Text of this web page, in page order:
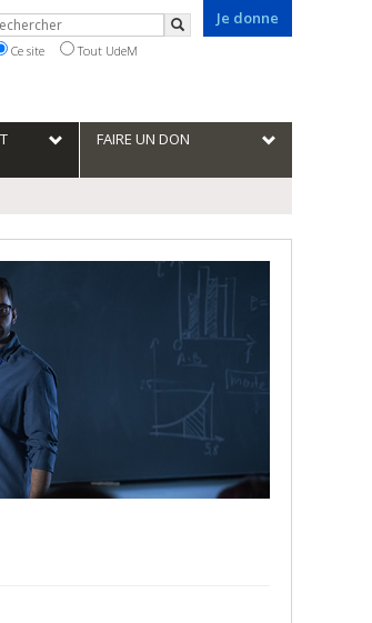
Je donne
Rechercher
Ce site Tout UdeM
FAIRE UN DON